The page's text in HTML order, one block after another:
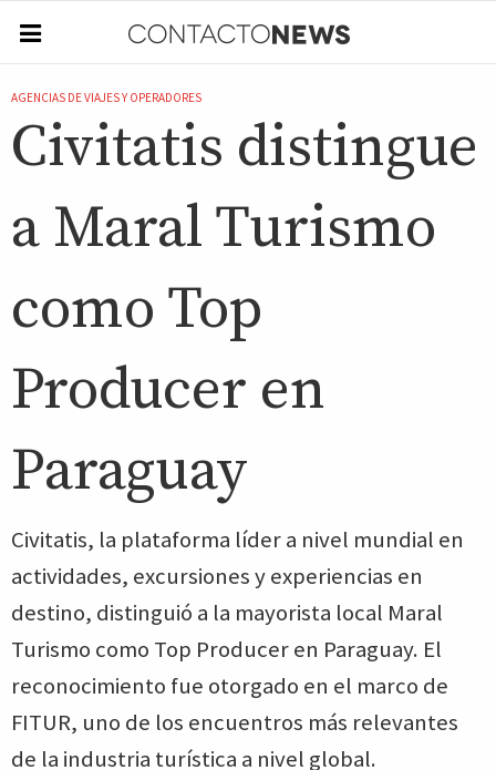
AGENCIAS DE VIAJES Y OPERADORES
Civitatis distingue
a Maral Turismo
como Top
Producer en
Paraguay
Civitatis, la plataforma líder a nivel mundial en
actividades, excursiones y experiencias en
destino, distinguió a la mayorista local Maral
Turismo como Top Producer en Paraguay. El
reconocimiento fue otorgado en el marco de
FITUR, uno de los encuentros más relevantes
de la industria turística a nivel global.